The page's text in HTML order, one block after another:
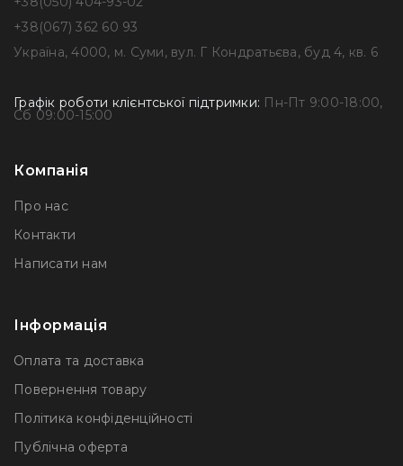
+38(067) 362 60 93
Україна, 4000, м. Суми, вул. Г Кондратьєва, буд 4, кв. 6
Графік роботи клієнтської підтримки: Пн-Пт 9:00-18:00,
Сб 09:00-15:00
Компанія
Про нас
Контакти
Написати нам
Інформація
Оплата та доставка
Повернення товару
Політика конфіденційності
Публічна оферта